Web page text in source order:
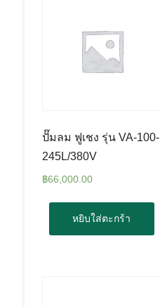
ปั๊มลม ฟูเชง รุ่น VA-100-
245L/380V
฿66,000.00
หยิบใส่ตะกร้า